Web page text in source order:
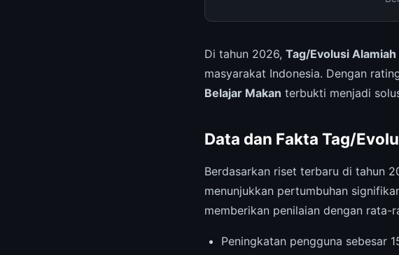
Di tahun 2026, Tag/Evolusi
masyarakat Indonesia. Dengan
Belajar Makan terbukti menjadi
Data dan Fakta Tag/
Berdasarkan riset terbaru di tahun
menunjukkan pertumbuhan
memberikan penilaian dengan rata-
Peningkatan pengguna sebesar